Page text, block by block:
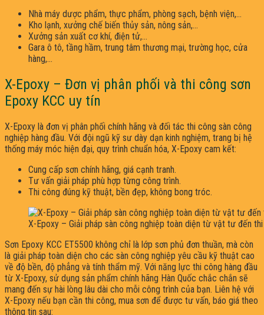
Nhà máy dược phẩm, thực phẩm, phòng sạch, bệnh viện,…
Kho lạnh, xưởng chế biến thủy sản, nông sản,…
Xưởng sản xuất cơ khí, điện tử,…
Gara ô tô, tầng hầm, trung tâm thương mại, trường học, cửa
hàng,…
X-Epoxy – Đơn vị phân phối và thi công sơn
Epoxy KCC uy tín
X-Epoxy là đơn vị phân phối chính hãng và đối tác thi công sàn công
nghiệp hàng đầu. Với đội ngũ kỹ sư dày dạn kinh nghiệm, trang bị hệ
thống máy móc hiện đại, quy trình chuẩn hóa, X-Epoxy cam kết:
Cung cấp sơn chính hãng, giá cạnh tranh.
Tư vấn giải pháp phù hợp từng công trình.
Thi công đúng kỹ thuật, bền đẹp, không bong tróc.
X-Epoxy – Giải pháp sàn công nghiệp toàn diện từ vật tư đến
Sơn Epoxy KCC ET5500 không chỉ là lớp sơn phủ đơn thuần, mà còn
là giải pháp toàn diện cho các sàn công nghiệp yêu cầu kỹ thuật cao
về độ bền, độ phẳng và tính thẩm mỹ. Với năng lực thi công hàng đầu
từ X-Epoxy, sử dụng sản phẩm chính hãng Hàn Quốc chắc chắn sẽ
mang đến sự hài lòng lâu dài cho mỗi công trình của bạn. Liên hệ với
X-Epoxy nếu bạn cần thi công, mua sơn để được tư vấn, báo giá theo
thông tin sau: